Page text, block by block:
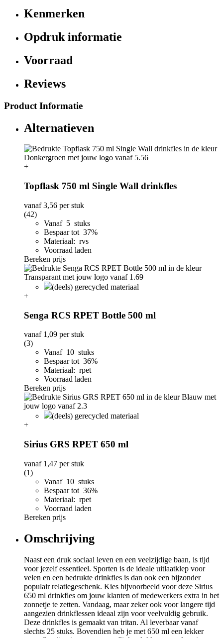
Kenmerken
Opdruk informatie
Voorraad
Reviews
Product Informatie
Alternatieven
+
Topflask 750 ml Single Wall drinkfles
vanaf3,56 per stuk
(42)
Vanaf 5 stuks
Bespaar tot 37%
Materiaal: rvs
Voorraad laden
Bereken prijs
(deels) gerecycled materiaal
+
Senga RCS RPET Bottle 500 ml
vanaf 1,09 per stuk
(3)
Vanaf 10 stuks
Bespaar tot 36%
Materiaal: rpet
Voorraad laden
Bereken prijs
(deels) gerecycled materiaal
+
Sirius GRS RPET 650 ml
vanaf 1,47 per stuk
(1)
Vanaf 10 stuks
Bespaar tot 36%
Materiaal: rpet
Voorraad laden
Bereken prijs
Omschrijving
Naast een druk sociaal leven en een veelzijdige baan, is tijd
voor jezelf essentieel. Sporten is de ideale uitlaatklep voor
velen en een bedrukte drinkfles is dan ook een bijzonder
populair relatiegeschenk. Kies bijvoorbeeld voor deze Sirius
650 ml drinkfles om jouw klanten of medewerkers extra in het
zonnetje te zetten. Vandaag, maar zeker ook voor langere tijd
aangezien drinkflessen ideaal zijn voor veelvuldig gebruik.
Deze drinkfles is gemaakt van tritan. Al leverbaar vanaf
slechts 25 stuks. Bovendien heb je met 650 ml een lekker